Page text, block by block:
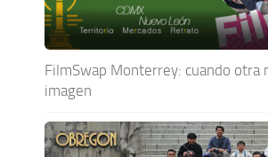
FilmSwap Monterrey: cuando otra
imagen